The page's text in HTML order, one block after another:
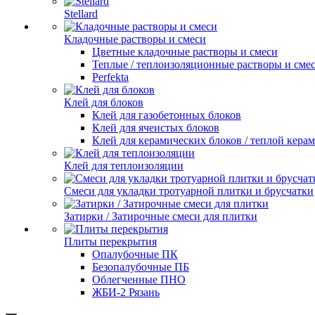
Stellard
Кладочные растворы и смеси
Цветные кладочные растворы и смеси
Теплые / теплоизоляционные растворы и
Perfekta
Клей для блоков
Клей для газобетонных блоков
Клей для ячеистых блоков
Клей для керамических блоков / теплой
Клей для теплоизоляции
Смеси для укладки тротуарной плитки и брусчатки
Затирки / Затирочные смеси для плитки
Плиты перекрытия
Опалубочные ПК
Безопалубочные ПБ
Облегченные ПНО
ЖБИ-2 Рязань